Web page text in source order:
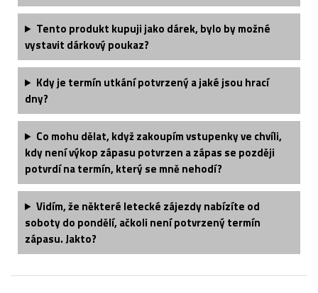
Tento produkt kupuji jako dárek, bylo by možné
vystavit dárkový poukaz?
Kdy je termín utkání potvrzený a jaké jsou hrací
dny?
Co mohu dělat, když zakoupím vstupenky ve chvíli,
kdy není výkop zápasu potvrzen a zápas se později
potvrdí na termín, který se mně nehodí?
Vidím, že některé letecké zájezdy nabízíte od
soboty do pondělí, ačkoli není potvrzený termín
zápasu. Jakto?